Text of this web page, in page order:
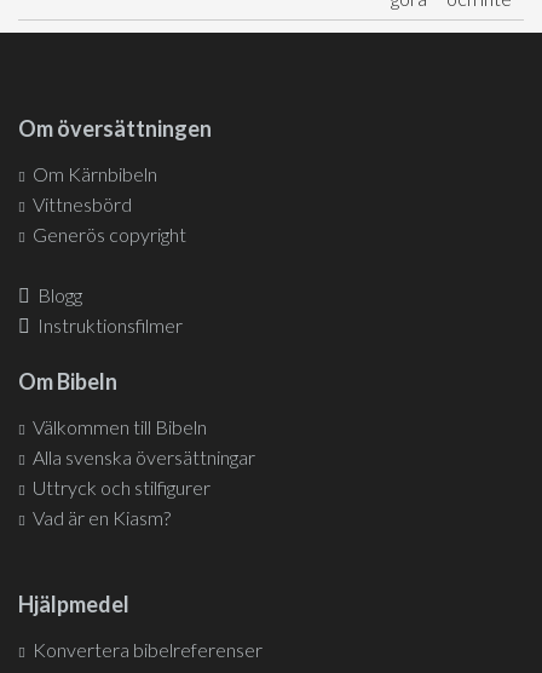
Om översättningen
Om Kärnbibeln
Vittnesbörd
Generös copyright
Blogg
Instruktionsfilmer
Om Bibeln
Välkommen till Bibeln
Alla svenska översättningar
Uttryck och stilfigurer
Vad är en Kiasm?
Hjälpmedel
Konvertera bibelreferenser